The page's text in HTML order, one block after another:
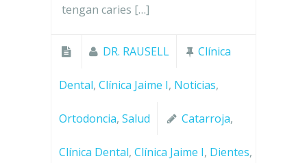
tengan caries […]
DR. RAUSELL Clínica
Dental, Clínica Jaime I, Noticias,
Ortodoncia, Salud Catarroja,
Clínica Dental, Clínica Jaime I, Dientes,